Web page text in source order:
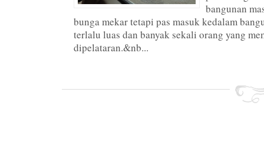
bangunan
bunga mekar tetapi pas masuk kedalam
terlalu luas dan banyak sekali orang yang
dipelataran.&nb...